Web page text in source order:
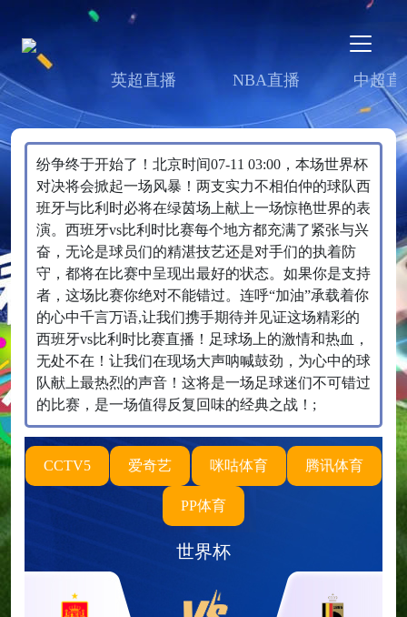
英超直播 NBA直播 中超直
纷争终于开始了！北京时间07-11 03:00，本场世界杯
对决将会掀起一场风暴！两支实力不相伯仲的球队西
班牙与比利时必将在绿茵场上献上一场惊艳世界的表
演。西班牙vs比利时比赛每个地方都充满了紧张与兴
奋，无论是球员们的精湛技艺还是对手们的执着防
守，都将在比赛中呈现出最好的状态。如果你是支持
者，这场比赛你绝对不能错过。连呼“加油”承载着你
的心中千言万语,让我们携手期待并见证这场精彩的
西班牙vs比利时比赛直播！足球场上的激情和热血，
无处不在！让我们在现场大声呐喊鼓劲，为心中的球
队献上最热烈的声音！这将是一场足球迷们不可错过
的比赛，是一场值得反复回味的经典之战！;
CCTV5 爱奇艺 咪咕体育 腾讯体育
PP体育
世界杯